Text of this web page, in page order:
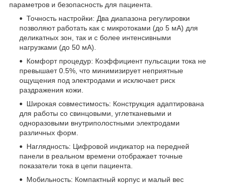
параметров и безопасность для пациента.
Точность настройки: Два диапазона регулировки
позволяют работать как с микротоками (до 5 мА) для
деликатных зон, так и с более интенсивными
нагрузками (до 50 мА).
Комфорт процедур: Коэффициент пульсации тока не
превышает 0.5%, что минимизирует неприятные
ощущения под электродами и исключает риск
раздражения кожи.
Широкая совместимость: Конструкция адаптирована
для работы со свинцовыми, углетканевыми и
одноразовыми внутриполостными электродами
различных форм.
Наглядность: Цифровой индикатор на передней
панели в реальном времени отображает точные
показатели тока в цепи пациента.
Мобильность: Компактный корпус и малый вес